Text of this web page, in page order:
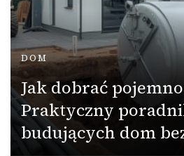
DOM
Jak dobrać
Praktyczny
budujących dom